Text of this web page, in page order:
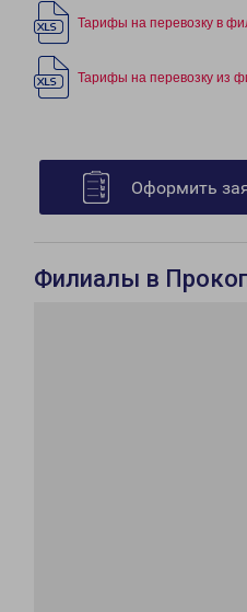
Тарифы на перевозку в
Тарифы на перевозку из
Оформить
Филиалы в